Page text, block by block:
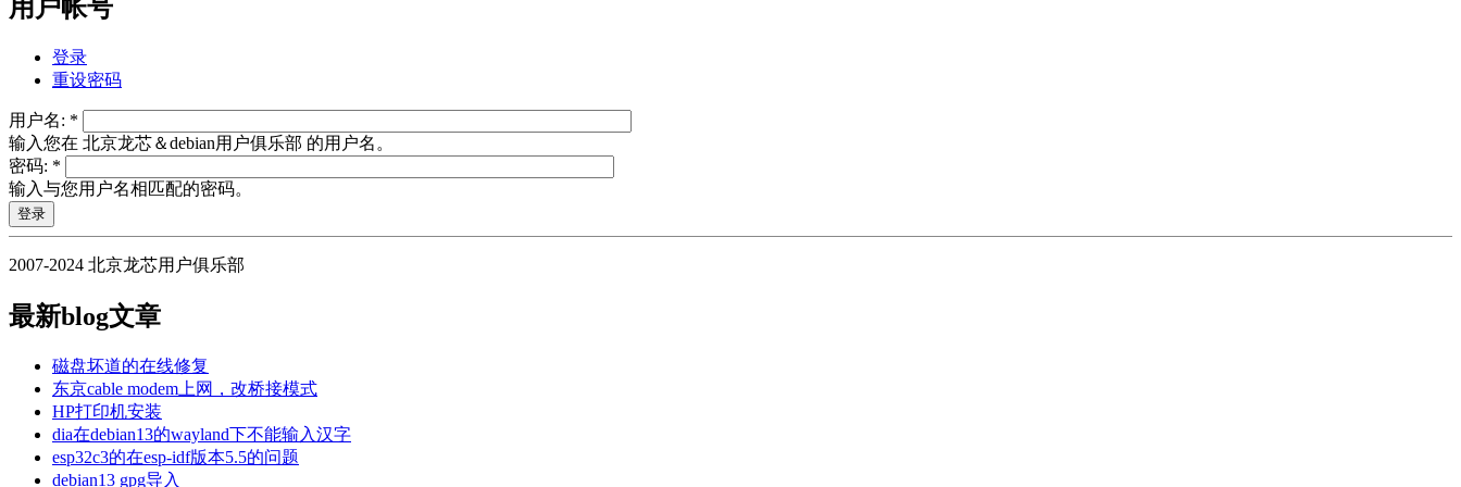
用户帐号
登录
重设密码
用户名: *
输入您在 北京龙芯＆debian用户俱乐部 的用户名。
密码: *
输入与您用户名相匹配的密码。
2007-2024 北京龙芯用户俱乐部
最新blog文章
磁盘坏道的在线修复
东京cable modem上网，改桥接模式
HP打印机安装
dia在debian13的wayland下不能输入汉字
esp32c3的在esp-idf版本5.5的问题
debian13 gpg导入